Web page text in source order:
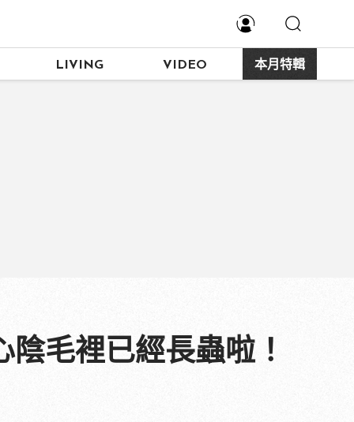
LIVING VIDEO 本月特輯
毛裡已經長蟲啦！